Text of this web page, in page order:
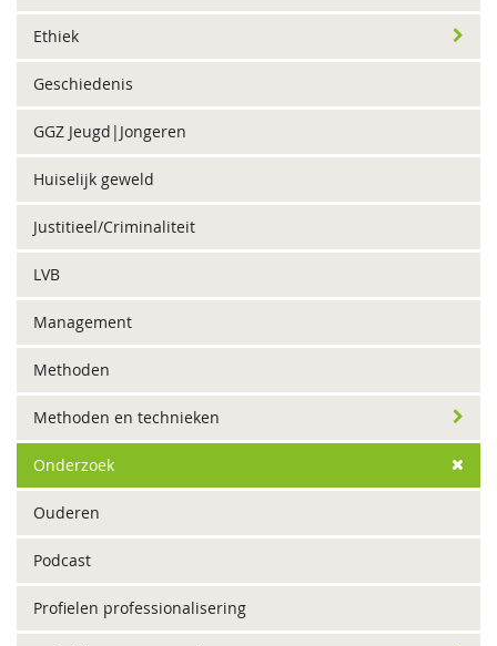
Ethiek
Geschiedenis
GGZ Jeugd|Jongeren
Huiselijk geweld
Justitieel/Criminaliteit
LVB
Management
Methoden
Methoden en technieken
Onderzoek
Ouderen
Podcast
Profielen professionalisering